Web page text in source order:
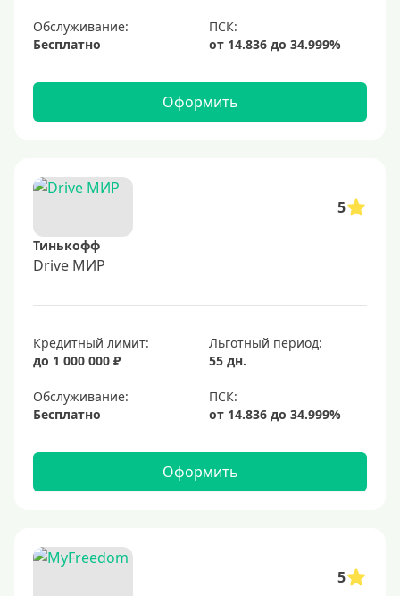
Обслуживание:
Бесплатно
Оформить
5
Тинькофф
Drive МИР
Кредитный лимит:
до 1 000 000 ₽
Льготный период:
55 дн.
Обслуживание:
Бесплатно
Оформить
5